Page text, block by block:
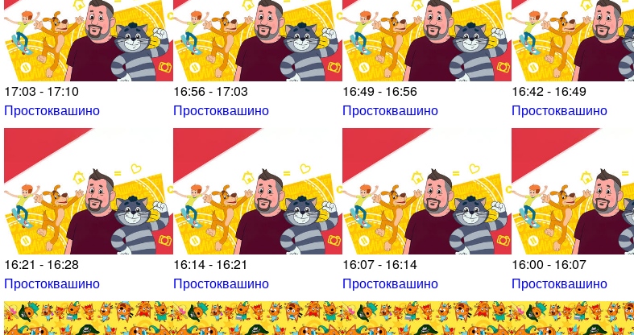
17:03 - 17:10
Простоквашино
16:56 - 17:03
Простоквашино
16:49 - 16:56
Простоквашино
16:42 - 16:49
Простоквашино
16:21 - 16:28
Простоквашино
16:14 - 16:21
Простоквашино
16:07 - 16:14
Простоквашино
16:00 - 16:07
Простоквашино